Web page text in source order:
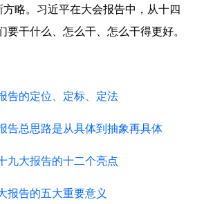
方略。习近平在大会报告中，从十四
干什么、怎么干、怎么干得更好。
告的定位、定标、定法
告总思路是从具体到抽象再具体
九大报告的十二个亮点
报告的五大重要意义